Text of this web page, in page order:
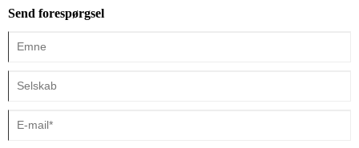
Send forespørgsel